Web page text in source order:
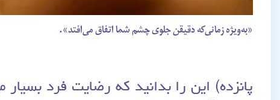
«به‌ویژه زمانی‌که دقیقن جلوی چشم شما اتفاق می‌افتد».
پانزده) این را بدانید که رضایت فرد